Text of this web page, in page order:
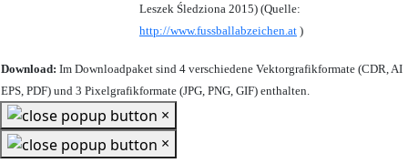
Leszek Śledziona 2015) (Quelle:
http://www.fussballabzeichen.at )
Download: Im Downloadpaket sind 4 verschiedene Vektorgrafikformate (CDR, AI
EPS, PDF) und 3 Pixelgrafikformate (JPG, PNG, GIF) enthalten.
×
×